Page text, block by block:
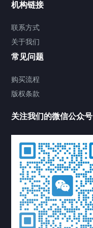
机构链接
联系方式
关于我们
常见问题
购买流程
版权条款
关注我们的微信公众号